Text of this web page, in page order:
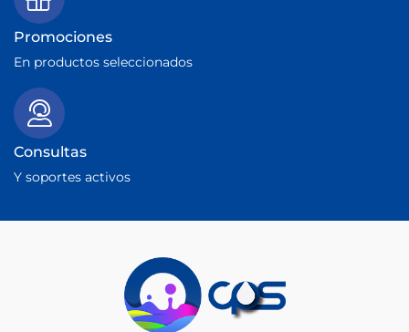
Promociones
En productos seleccionados
Consultas
Y soportes activos